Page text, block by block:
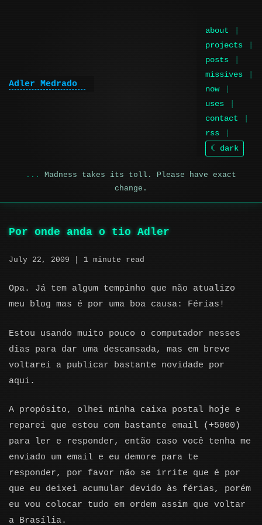
Adler Medrado
about
projects
posts
missives
now
uses
contact
rss
☾ dark
Madness takes its toll. Please have exact
change.
Por onde anda o tio Adler
July 22, 2009 | 1 minute read
Opa. Já tem algum tempinho que não atualizo
meu blog mas é por uma boa causa: Férias!
Estou usando muito pouco o computador nesses
dias para dar uma descansada, mas em breve
voltarei a publicar bastante novidade por
aqui.
A propósito, olhei minha caixa postal hoje e
reparei que estou com bastante email (+5000)
para ler e responder, então caso você tenha me
enviado um email e eu demore para te
responder, por favor não se irrite que é por
que eu deixei acumular devido às férias, porém
eu vou colocar tudo em ordem assim que voltar
a Brasília.